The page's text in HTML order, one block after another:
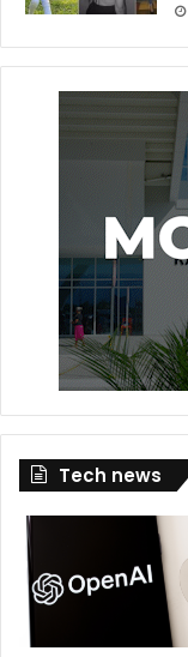
Tech news